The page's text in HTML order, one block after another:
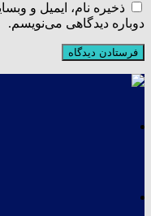
ذخیره نام، ایمیل و
دوباره دیدگاهی می‌نویسم.